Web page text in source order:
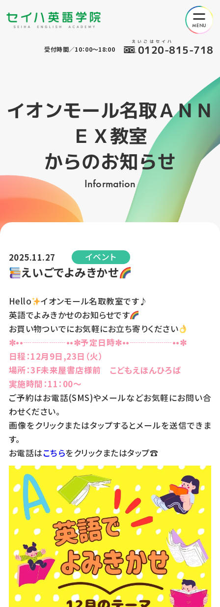
えいごはセイハ
0120-815-718
受付時間／10：00～18:00
イオンモール名取ＡＮＮ
ＥＸ教室
からのお知らせ
Information
2025.11.27 イベント
えいごでよみきかせ
Hello
イオンモール名取教室です♪
英語でよみきかせのお知らせです
お買い物ついでにお気軽にお立ち寄りください
✼••┈┈┈┈┈••✼予定日時✼••┈┈┈┈┈••✼
日程：12月9日,23日（火）
場所：3F未来屋書店様前 こどもえほんひろば
実施時間：11：00～
ご予約はお電話(SMS)やメールなどお気軽にお問い合
わせください。
画像をクリックまたはタップするとメールを送信できま
す。
お電話はこちらをクリックまたはタップ☎